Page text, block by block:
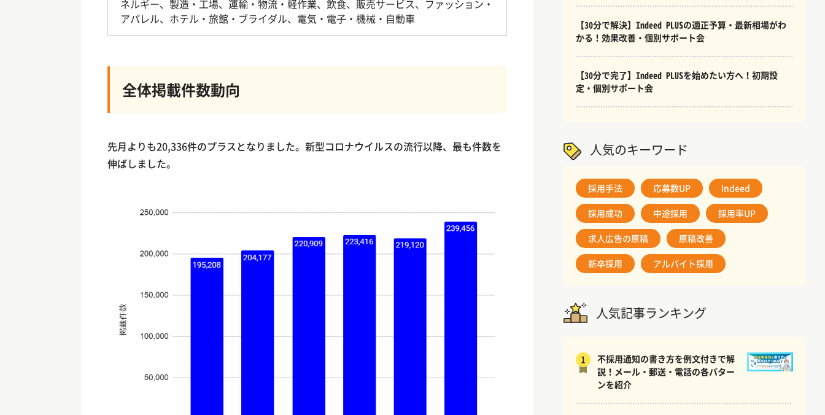
ネルギー、製造・工場、運輸・物流・軽作業、飲食、販売サービス、ファッション・
アパレル、ホテル・旅館・ブライダル、電気・電子・機械・自動車
全体掲載件数動向
先月よりも20,336件のプラスとなりました。新型コロナウイルスの流行以降、最も件数を
伸ばしました。
【30分で解決】Indeed PLUSの適正予算・最新相場がわ
かる！効果改善・個別サポート会
【30分で完了】Indeed PLUSを始めたい方へ！初期設
定・個別サポート会
人気のキーワード
採用手法 応募数UP Indeed
採用成功 中途採用 採用率UP
求人広告の原稿 原稿改善
新卒採用 アルバイト採用
人気記事ランキング
1
不採用通知の書き方を例文付きで解
説！メール・郵送・電話の各パター
ンを紹介